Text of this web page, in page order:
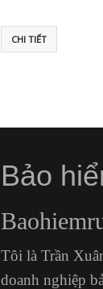
CHI TIẾT
Bảo
Tôi là Trần
doanh nghiệp